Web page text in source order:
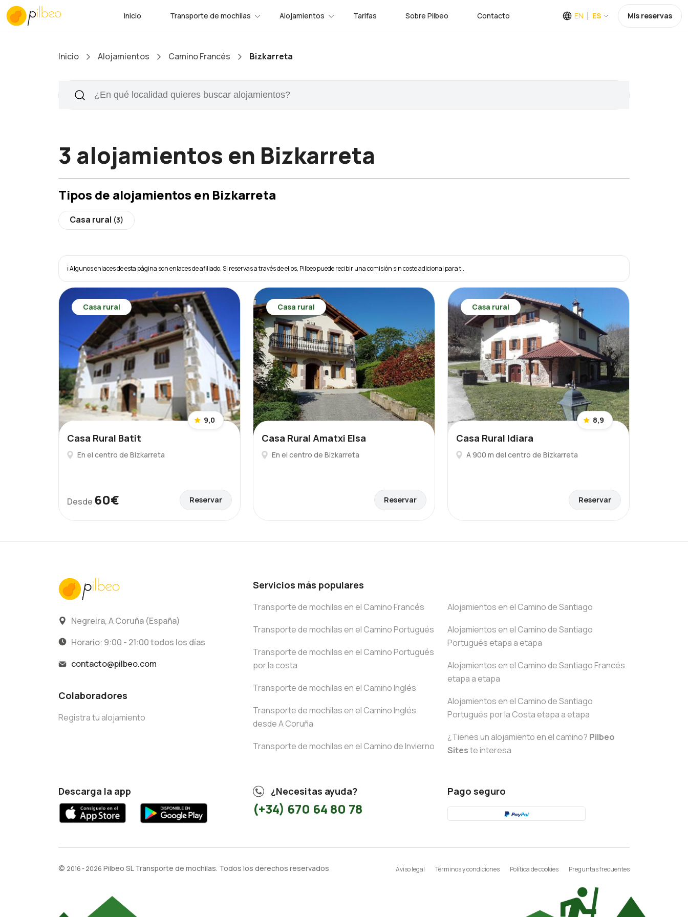
Inicio Transporte de mochilas Alojamientos Tarifas Sobre Pilbeo Contacto EN ES Mis reservas
Inicio Alojamientos Camino Francés Bizkarreta
3 alojamientos en Bizkarreta
Tipos de alojamientos en Bizkarreta
Casa rural (3)
ℹ️ Algunos enlaces de esta página son enlaces de afiliado. Si reservas a través de ellos, Pilbeo puede recibir una comisión sin coste adicional para ti.
Casa rural
9,0
Casa Rural Batit
En el centro de Bizkarreta
Desde 60€ Reservar
Casa rural
Casa Rural Amatxi Elsa
En el centro de Bizkarreta
Reservar
Casa rural
8,9
Casa Rural Idiara
A 900 m del centro de Bizkarreta
Reservar
Negreira, A Coruña (España)
Horario: 9:00 - 21:00 todos los días
contacto@pilbeo.com
Colaboradores
Registra tu alojamiento
Servicios más populares
Transporte de mochilas en el Camino Francés
Transporte de mochilas en el Camino Portugués
Transporte de mochilas en el Camino Portugués
por la costa
Transporte de mochilas en el Camino Inglés
Transporte de mochilas en el Camino Inglés
desde A Coruña
Transporte de mochilas en el Camino de Invierno
Alojamientos en el Camino de Santiago
Alojamientos en el Camino de Santiago
Portugués etapa a etapa
Alojamientos en el Camino de Santiago Francés
etapa a etapa
Alojamientos en el Camino de Santiago
Portugués por la Costa etapa a etapa
¿Tienes un alojamiento en el camino? Pilbeo
Siteste interesa
Descarga la app ¿Necesitas ayuda?
(+34) 670 64 80 78
Pago seguro
© 2016 - 2026 Pilbeo SL Transporte de mochilas. Todos los derechos reservados Aviso legal Términos y condiciones Política de cookies Preguntas frecuentes